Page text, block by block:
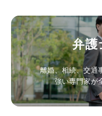
弁
離婚、相続、交通
強い専門家が